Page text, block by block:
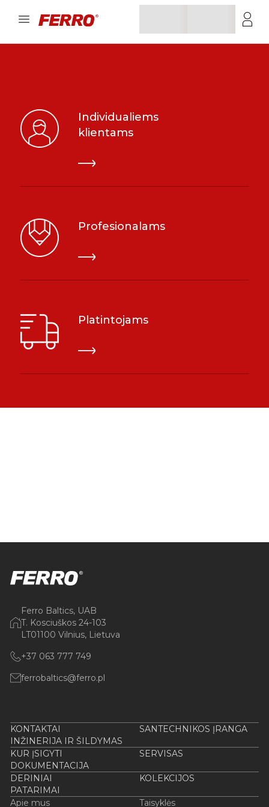
Individualiems
klientams
Profesionalams
Platintojams
Ferro Baltics, UAB
T. Kosciuškos 24-103
LT01100 Vilnius, Lietuva
+37 063 777 749
ferrobaltics@ferro.pl
KONTAKTAI
SANTECHNIKOS ĮRANGA
INŽINERIJA IR ŠILDYMAS
KUR ĮSIGYTI
SERVISAS
DOKUMENTACIJA
DERINIAI
KOLEKCIJOS
PATARIMAI
Apie mus
Taisyklės